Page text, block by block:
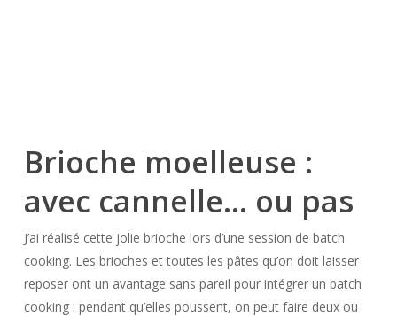
Brioche moelleuse :
avec cannelle… ou pas
J’ai réalisé cette jolie brioche lors d’une session de batch
cooking. Les brioches et toutes les pâtes qu’on doit laisser
reposer ont un avantage sans pareil pour intégrer un batch
cooking : pendant qu’elles poussent, on peut faire deux ou